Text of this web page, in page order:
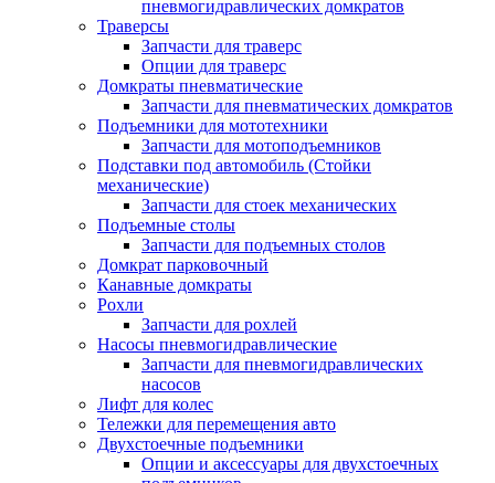
пневмогидравлических домкратов
Траверсы
Запчасти для траверс
Опции для траверс
Домкраты пневматические
Запчасти для пневматических домкратов
Подъемники для мототехники
Запчасти для мотоподъемников
Подставки под автомобиль (Стойки
механические)
Запчасти для стоек механических
Подъемные столы
Запчасти для подъемных столов
Домкрат парковочный
Канавные домкраты
Рохли
Запчасти для рохлей
Насосы пневмогидравлические
Запчасти для пневмогидравлических
насосов
Лифт для колес
Тележки для перемещения авто
Двухстоечные подъемники
Опции и аксессуары для двухстоечных